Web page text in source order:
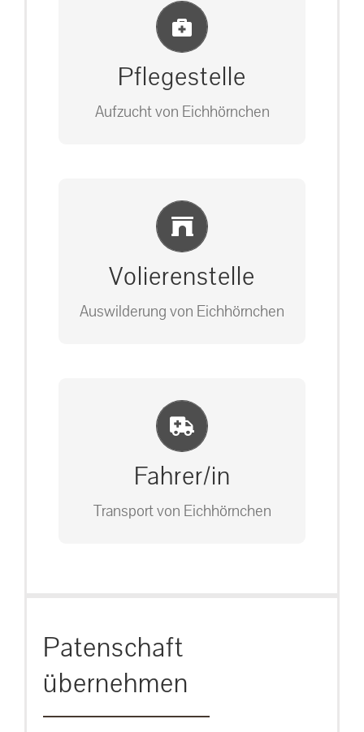
Pflegestelle
Aufzucht von Eichhörnchen
Einlernung und Infos
auf: 0162-7909946
Volierenstelle
Auswilderung von Eichhörnchen
Einlernung und Infos
Bitte unter unserem Büro anrufen
auf: 0162-7909946
Fahrer/in
Transport von Eichhörnchen
Einlernung und Infos
auf: 0162-7909946
Patenschaft
übernehmen